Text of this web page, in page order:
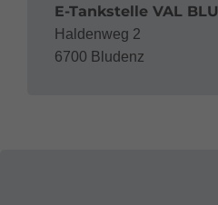
E-Tankstelle VAL BLU
Haldenweg 2
6700 Bludenz